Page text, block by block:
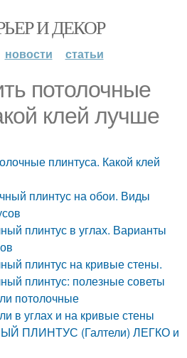
И ДЕКОР
новости статьи
потолочные
клей лучше
плинтуса. Какой клей
плинтус на обои. Виды
плинтус в углах. Варианты
плинтус на кривые стены.
плинтус: полезные советы
потолочные
в углах и на кривые стены
ПЛИНТУС (Галтели) ЛЕГКО и